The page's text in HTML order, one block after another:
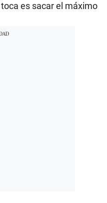
es sacar el máximo